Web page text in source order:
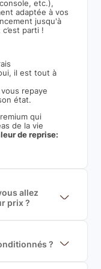
etc.),
adaptée à vos
jusqu'à
parti !
il est tout à
repaye
état.
qui
de la vie
de reprise:
allez
prix ?
plus, nous
la valeur de
?